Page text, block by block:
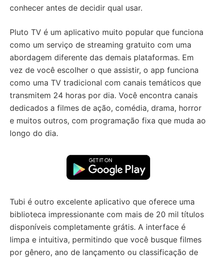
conhecer antes de decidir qual usar.
Pluto TV é um aplicativo muito popular que funciona
como um serviço de streaming gratuito com uma
abordagem diferente das demais plataformas. Em
vez de você escolher o que assistir, o app funciona
como uma TV tradicional com canais temáticos que
transmitem 24 horas por dia. Você encontra canais
dedicados a filmes de ação, comédia, drama, horror
e muitos outros, com programação fixa que muda ao
longo do dia.
Tubi é outro excelente aplicativo que oferece uma
biblioteca impressionante com mais de 20 mil títulos
disponíveis completamente grátis. A interface é
limpa e intuitiva, permitindo que você busque filmes
por gênero, ano de lançamento ou classificação de